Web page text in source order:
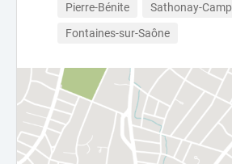
Pierre-Bénite
Sathonay-Camp
Fontaines-sur-Saône